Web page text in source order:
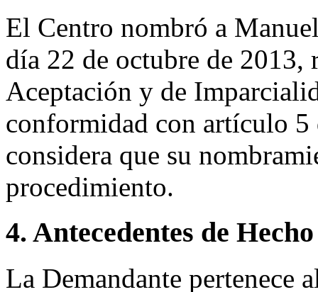
El Centro nombró a
día 22 de octubre de
Aceptación y de
conformidad con artículo
considera que su
procedimiento.
4. Antecedentes de Hecho
La Demandante